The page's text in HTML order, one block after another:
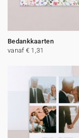
Bedankkaarten
vanaf € 1,31